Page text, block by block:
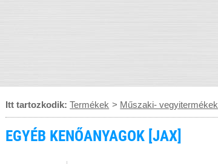
Itt tartozkodik:Termékek > Műszaki- vegyitermékek
EGYÉB KENŐANYAGOK [JAX]